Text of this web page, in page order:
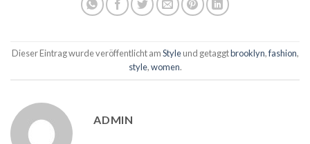
Dieser Eintrag wurde veröffentlicht amStyleund getaggtbrooklyn,fashion,
style,women.
ADMIN